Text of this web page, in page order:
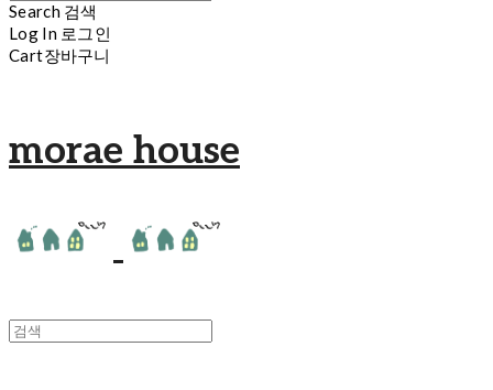
Search 검색
Log In 로그인
Cart장바구니
morae house